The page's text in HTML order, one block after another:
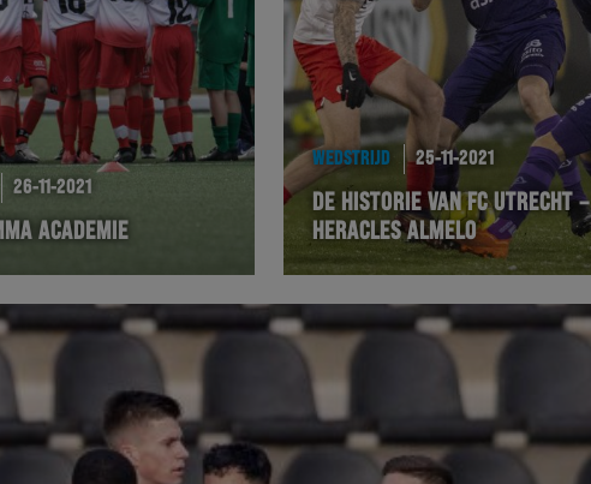
26-11-2021
ACADEMIE
WEDSTRIJD 25-11-2021
DE HISTORIE VAN FC UTRECHT –
HERACLES ALMELO